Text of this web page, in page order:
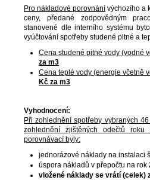
Pro nákladové porovnání výchozího a
ceny, předané zodpovědným
stanovené dle interního systému
vyúčtování spotřeby studené pitné a
Cena studené pitné vody (vodné
za m3
Cena teplé vody (energie včetně
Kč za m3
Vyhodnocení:
Při zohlednění spotřeby vybraných
zohlednění zjištěných odečtů
porovnávací byly:
jednorázové náklady na instalaci
úspora nákladů v přepočtu na rok
vložené náklady se vrátí (celek)